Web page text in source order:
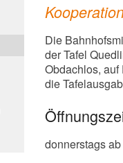
Die
der Tafel
Obdachlos,
die
donnerstags